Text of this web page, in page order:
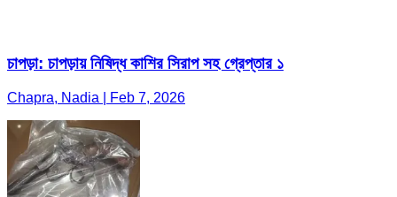
চাপড়া: চাপড়ায় নিষিদ্ধ কাশির সিরাপ সহ গ্রেপ্তার ১
Chapra, Nadia | Feb 7, 2026